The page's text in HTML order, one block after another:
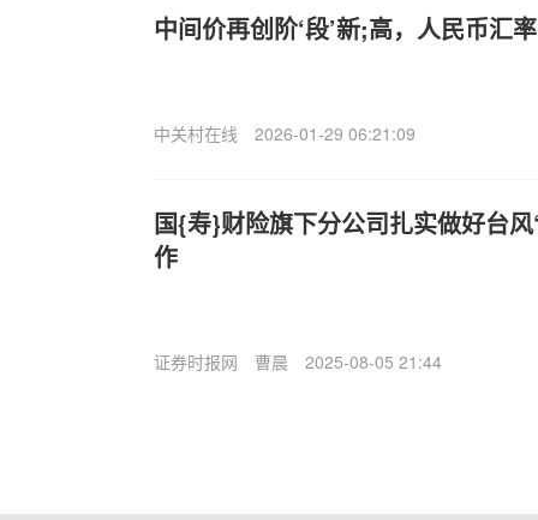
中间价再创阶‘段’新;高，人民币汇
中关村在线 2026-01-29 06:21:09
国{寿}财险旗下分公司扎实做好台
作
证券时报网 曹晨 2025-08-05 21:44